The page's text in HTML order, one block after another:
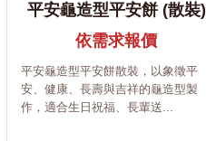
平安龜造型平安餅 (散裝)
依需求報價
平安龜造型平安餅散裝，以象徵平
安、健康、長壽與吉祥的龜造型製
作，適合生日祝福、長輩送...